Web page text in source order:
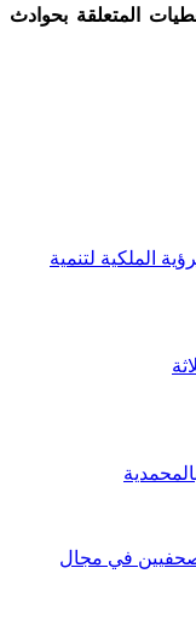
المتعلقة بحوادث
الملكية لتنمية
في مجال